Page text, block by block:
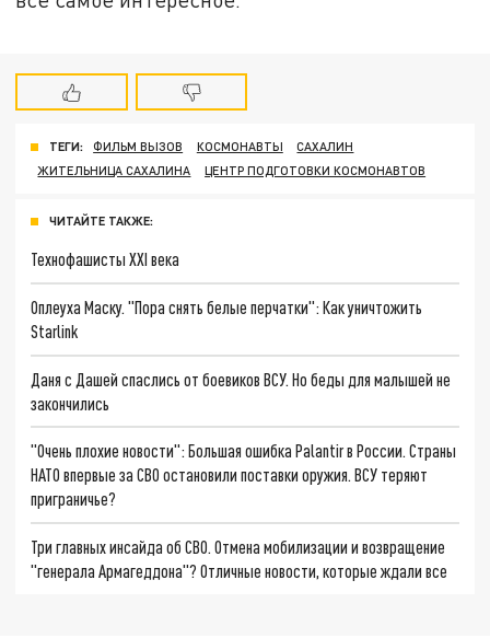
ТЕГИ: ФИЛЬМ ВЫЗОВ КОСМОНАВТЫ
САХАЛИН
ЖИТЕЛЬНИЦА САХАЛИНА
ЦЕНТР ПОДГОТОВКИ КОСМОНАВТОВ
ЧИТАЙТЕ ТАКЖЕ:
Технофашисты XXI века
Оплеуха Маску. "Пора снять белые перчатки": Как уничтожить
Starlink
Даня с Дашей спаслись от боевиков ВСУ. Но беды для малышей не
закончились
"Очень плохие новости": Большая ошибка Palantir в России. Страны
НАТО впервые за СВО остановили поставки оружия. ВСУ теряют
приграничье?
Три главных инсайда об СВО. Отмена мобилизации и возвращение
"генерала Армагеддона"? Отличные новости, которые ждали все